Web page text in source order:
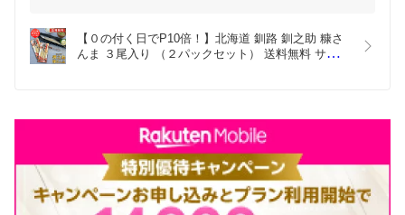
く拝読いたしました。糠さんまの旨みを存分に味わっていただけ
たようで何よりです！
【０の付く日でP10倍！】北海道 釧路 釧之助 糠さ
んま ３尾入り （２パックセット） 送料無料 サンマ